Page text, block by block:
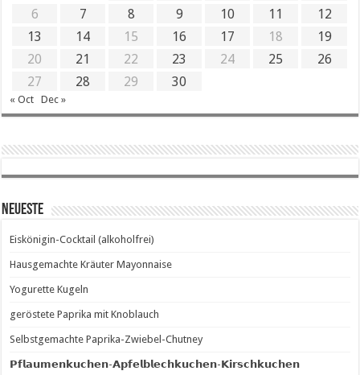
6
7 8 9 10 11
12
13
14 15 16 17 18
19
20
21 22 23 24 25
26
27
28 29 30
« Oct Dec »
Neueste
Eiskönigin-Cocktail (alkoholfrei)
Hausgemachte Kräuter Mayonnaise
Yogurette Kugeln
geröstete Paprika mit Knoblauch
Selbstgemachte Paprika-Zwiebel-Chutney
𝗣𝗳𝗹𝗮𝘂𝗺𝗲𝗻𝗸𝘂𝗰𝗵𝗲𝗻-𝗔𝗽𝗳𝗲𝗹𝗯𝗹𝗲𝗰𝗵𝗸𝘂𝗰𝗵𝗲𝗻-𝗞𝗶𝗿𝘀𝗰𝗵𝗸𝘂𝗰𝗵𝗲𝗻